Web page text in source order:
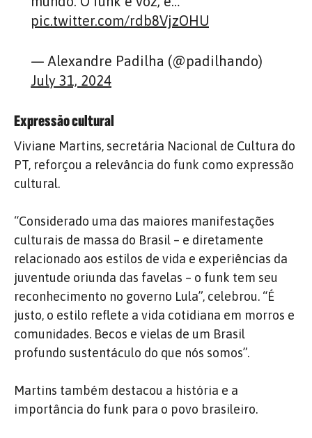
pic.twitter.com/rdb8VjzOHU
— Alexandre Padilha (@padilhando)
July 31, 2024
Expressão cultural
Viviane Martins, secretária Nacional de Cultura do
PT, reforçou a relevância do funk como expressão
cultural.
“Considerado uma das maiores manifestações
culturais de massa do Brasil – e diretamente
relacionado aos estilos de vida e experiências da
juventude oriunda das favelas – o funk tem seu
reconhecimento no governo Lula”, celebrou. “É
justo, o estilo reflete a vida cotidiana em morros e
comunidades. Becos e vielas de um Brasil
profundo sustentáculo do que nós somos”.
Martins também destacou a história e a
importância do funk para o povo brasileiro.